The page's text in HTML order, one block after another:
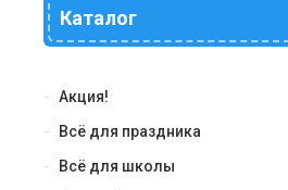
Каталог
Акция!
Всё для праздника
Всё для школы